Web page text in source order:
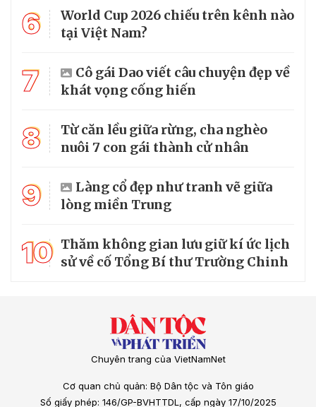
6
World Cup 2026 chiếu trên kênh nào
tại Việt Nam?
7
Cô gái Dao viết câu chuyện đẹp về
khát vọng cống hiến
8
Từ căn lều giữa rừng, cha nghèo
nuôi 7 con gái thành cử nhân
9
Làng cổ đẹp như tranh vẽ giữa
lòng miền Trung
10 Thăm không gian lưu giữ kí ức lịch
sử về cố Tổng Bí thư Trường Chinh
Chuyên trang của VietNamNet
Cơ quan chủ quản: Bộ Dân tộc và Tôn giáo
Số giấy phép: 146/GP-BVHTTDL, cấp ngày 17/10/2025